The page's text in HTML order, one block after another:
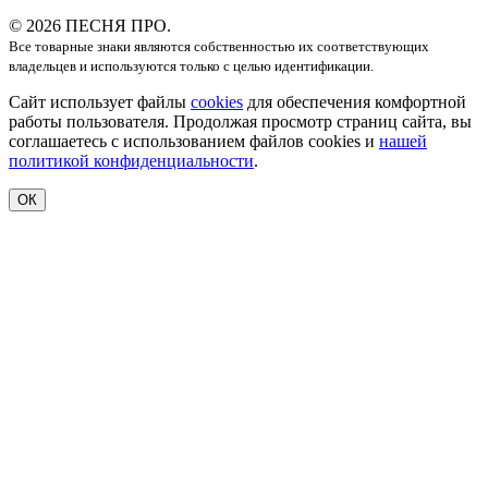
© 2026 ПЕСНЯ ПРО.
Все товарные знаки являются собственностью их соответствующих
владельцев и используются только с целью идентификации.
Сайт использует файлы cookies для обеспечения комфортной
работы пользователя. Продолжая просмотр страниц сайта, вы
соглашаетесь с использованием файлов cookies и нашей
политикой конфиденциальности.
ОК